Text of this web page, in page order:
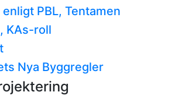
PBL, Tentamen
KAs-roll
Nya Byggregler